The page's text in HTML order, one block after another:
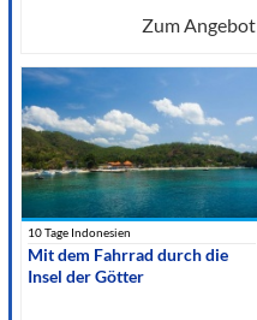
Zum Angebot
10 Tage Indonesien
Mit dem Fahrrad durch die
Insel der Götter